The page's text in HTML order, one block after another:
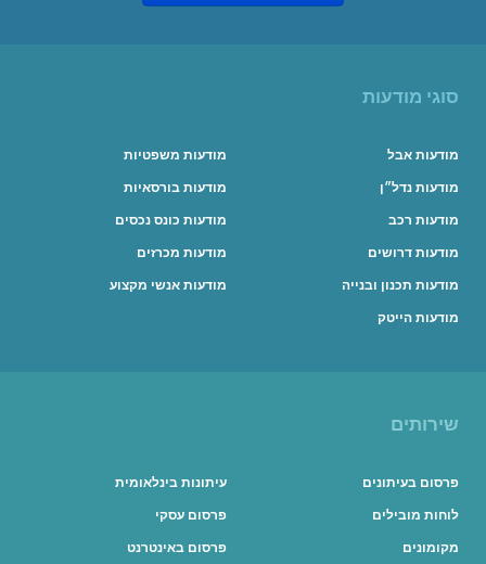
סוגי מודעות
מודעות אבל
מודעות נדל״ן
מודעות רכב
מודעות דרושים
מודעות תכנון ובנייה
מודעות הייטק
מודעות משפטיות
מודעות בורסאיות
מודעות כונס נכסים
מודעות מכרזים
מודעות אנשי מקצוע
שירותים
פרסום בעיתונים
לוחות מובילים
מקומונים
עיתונות בינלאומית
פרסום עסקי
פרסום באינטרנט